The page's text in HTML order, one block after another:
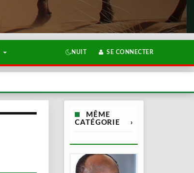
NUIT SE CONNECTER
MÊME
CATÉGORIE
›